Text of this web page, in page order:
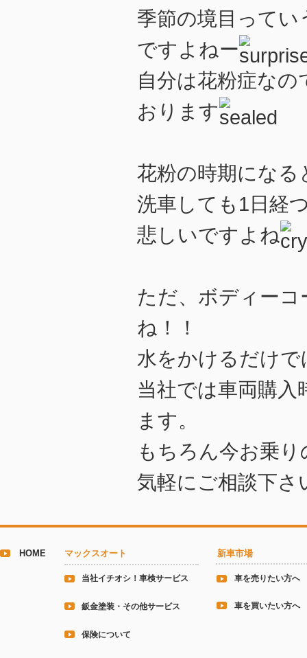
季節の境目って
ですよねー
自分は花粉症な
おります
花粉の時期になる
洗車しても1日経
悲しいですよね
ただ、ボディー
ね！！
水をかけるだけ
当社では車両購
ます。
もちろん今お乗
気軽にご相談下さ
HOME マックスオート
当社イチオシ！車検サービス
鈑金塗装・その他サービス
保険について
新車市場
車を売りたい方へ
車を買いたい方へ